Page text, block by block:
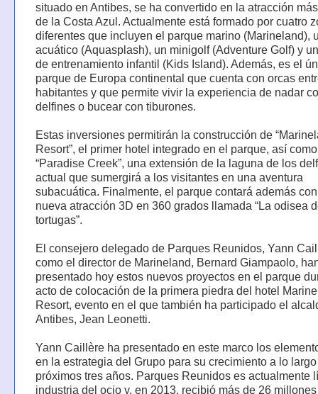
situado en Antibes, se ha convertido en la atracción
de la Costa Azul. Actualmente está formado por cuatro
diferentes que incluyen el parque marino (Marineland),
acuático (Aquasplash), un minigolf (Adventure Golf) y
de entrenamiento infantil (Kids Island). Además, es el
parque de Europa continental que cuenta con orcas
habitantes y que permite vivir la experiencia de nadar
delfines o bucear con tiburones.
Estas inversiones permitirán la construcción de
Resort”, el primer hotel integrado en el parque, así
“Paradise Creek”, una extensión de la laguna de los
actual que sumergirá a los visitantes en una aventura
subacuática. Finalmente, el parque contará además
nueva atracción 3D en 360 grados llamada “La odisea
tortugas”.
El consejero delegado de Parques Reunidos, Yann
como el director de Marineland, Bernard Giampaolo,
presentado hoy estos nuevos proyectos en el parque
acto de colocación de la primera piedra del hotel
Resort, evento en el que también ha participado el
Antibes, Jean Leonetti.
Yann Caillère ha presentado en este marco los
en la estrategia del Grupo para su crecimiento a lo
próximos tres años. Parques Reunidos es actualmente
industria del ocio y, en 2013, recibió más de 26